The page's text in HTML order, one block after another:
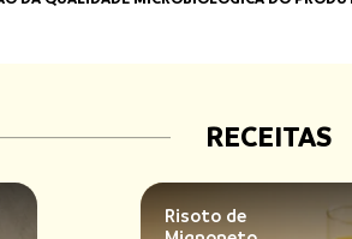
RECEITAS
Risoto de